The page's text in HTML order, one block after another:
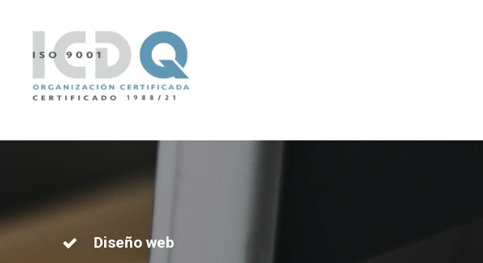
Diseño web